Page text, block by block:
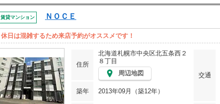
賃貸マンション ＮＯＣＥ
休日は混雑するため来店予約がオススメです！
住所
北海道札幌市中央区北五条西２
８丁目
周辺地図
交通
築年 2013年09月（築12年）